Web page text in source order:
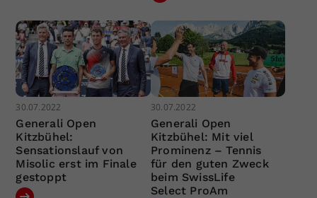
30.07.2022
Generali Open
Kitzbühel:
Sensationslauf von
Misolic erst im Finale
gestoppt
30.07.2022
Generali Open
Kitzbühel: Mit viel
Prominenz – Tennis
für den guten Zweck
beim SwissLife
Select ProAm